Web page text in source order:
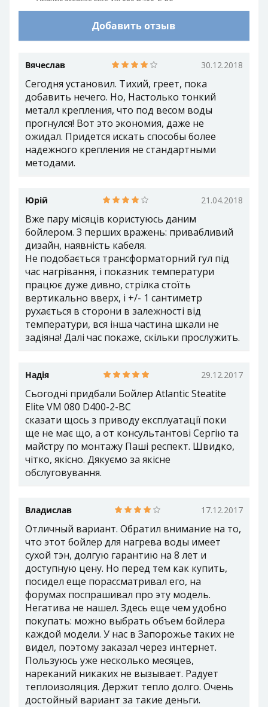
Добавить отзыв
Вячеслав 30.12.2018
Сегодня установил. Тихий, греет, пока
добавить нечего. Но, Настолько тонкий
металл крепления, что под весом воды
прогнулся! Вот это экономия, даже не
ожидал. Придется искать способы более
надежного крепления не стандартными
методами.
Юрій 21.04.2018
Вже пару місяців користуюсь даним
бойлером. З перших вражень: привабливий
дизайн, наявність кабеля.
Не подобається трансформаторний гул під
час нагрівання, і показник температури
працює дуже дивно, стрілка стоїть
вертикально вверх, і +/- 1 сантиметр
рухається в сторони в залежності від
температури, вся інша частина шкали не
задіяна! Далі час покаже, скільки прослужить.
Надія 29.12.2017
Сьогодні придбали Бойлер Atlantic Steatite
Elite VM 080 D400-2-BC
сказати щось з приводу експлуатації поки
ще не має що, а от консультантові Сергію та
майстру по монтажу Паші респект. Швидко,
чітко, якісно. Дякуємо за якісне
обслуговування.
Владислав 17.12.2017
Отличный вариант. Обратил внимание на то,
что этот бойлер для нагрева воды имеет
сухой тэн, долгую гарантию на 8 лет и
доступную цену. Но перед тем как купить,
посидел еще порассматривал его, на
форумах поспрашивал про эту модель.
Негатива не нашел. Здесь еще чем удобно
покупать: можно выбрать объем бойлера
каждой модели. У нас в Запорожье таких не
видел, поэтому заказал через интернет.
Пользуюсь уже несколько месяцев,
нареканий никаких не вызывает. Радует
теплоизоляция. Держит тепло долго. Очень
достойный вариант за такие деньги.